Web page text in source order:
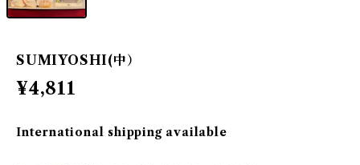
SUMIYOSHI(中）
¥4,811
International shipping available